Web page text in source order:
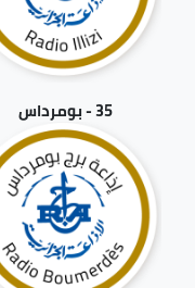
35 - بومرداس